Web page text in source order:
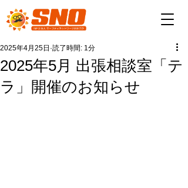
2025年5月 出張相談室「テ
ラ」開催のお知らせ
2025年4月25日 読了時間: 1分